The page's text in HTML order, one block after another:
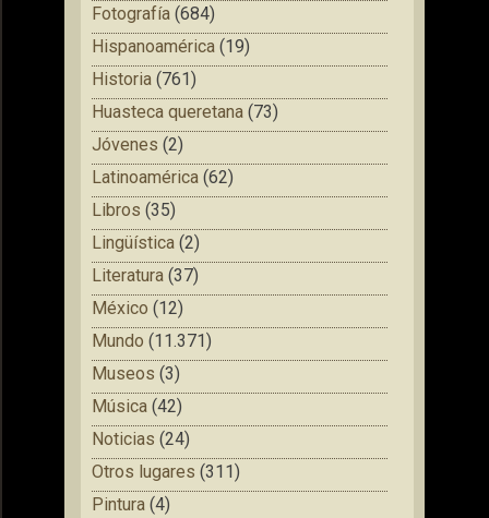
Fotografía (684)
Hispanoamérica (19)
Historia (761)
Huasteca queretana (73)
Jóvenes (2)
Latinoamérica (62)
Libros (35)
Lingüística (2)
Literatura (37)
México (12)
Mundo (11.371)
Museos (3)
Música (42)
Noticias (24)
Otros lugares (311)
Pintura (4)